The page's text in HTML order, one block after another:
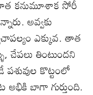
తాత కనుమూశాక సోరీ
అవ్వకు
ఎక్కువ. తాత
తింటుందని
పశువుల కొట్టంలో
బాగా గుర్తుంది.